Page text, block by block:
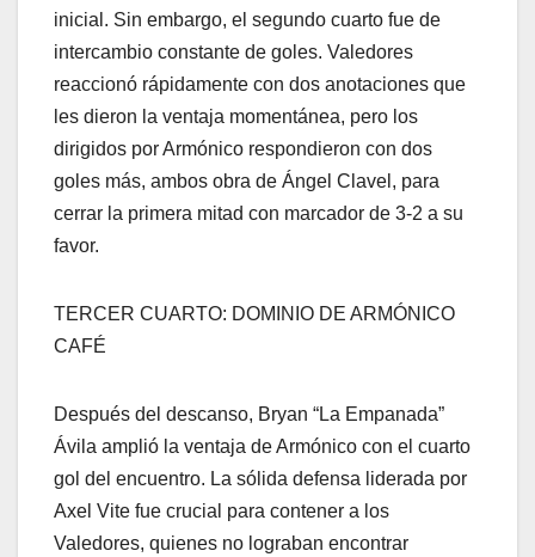
inicial. Sin embargo, el segundo cuarto fue de
intercambio constante de goles. Valedores
reaccionó rápidamente con dos anotaciones que
les dieron la ventaja momentánea, pero los
dirigidos por Armónico respondieron con dos
goles más, ambos obra de Ángel Clavel, para
cerrar la primera mitad con marcador de 3-2 a su
favor.
TERCER CUARTO: DOMINIO DE ARMÓNICO
CAFÉ
Después del descanso, Bryan “La Empanada”
Ávila amplió la ventaja de Armónico con el cuarto
gol del encuentro. La sólida defensa liderada por
Axel Vite fue crucial para contener a los
Valedores, quienes no lograban encontrar